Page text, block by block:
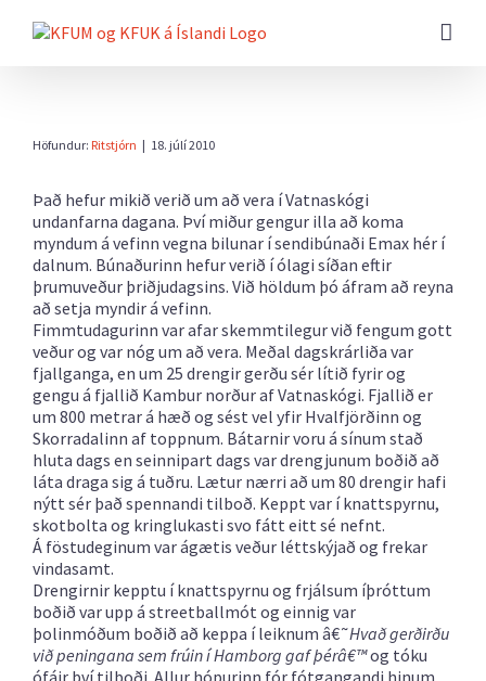
beint
Höfundur: Ritstjórn | 18. júlí 2010
Það hefur mikið verið um að vera í Vatnaskógi
undanfarna dagana. Því miður gengur illa að koma
myndum á vefinn vegna bilunar í sendibúnaði Emax hér í
dalnum. Búnaðurinn hefur verið í ólagi síðan eftir
þrumuveður þriðjudagsins. Við höldum þó áfram að reyna
að setja myndir á vefinn.
Fimmtudagurinn var afar skemmtilegur við fengum gott
veður og var nóg um að vera. Meðal dagskrárliða var
fjallganga, en um 25 drengir gerðu sér lítið fyrir og
gengu á fjallið Kambur norður af Vatnaskógi. Fjallið er
um 800 metrar á hæð og sést vel yfir Hvalfjörðinn og
Skorradalinn af toppnum. Bátarnir voru á sínum stað
hluta dags en seinnipart dags var drengjunum boðið að
láta draga sig á tuðru. Lætur nærri að um 80 drengir hafi
nýtt sér það spennandi tilboð. Keppt var í knattspyrnu,
skotbolta og kringlukasti svo fátt eitt sé nefnt.
Á föstudeginum var ágætis veður léttskýjað og frekar
vindasamt.
Drengirnir kepptu í knattspyrnu og frjálsum íþróttum
boðið var upp á streetballmót og einnig var
þolinmóðum boðið að keppa í leiknum â€˜Hvað gerðirðu
við peningana sem frúin í Hamborg gaf þérâ€™og tóku
ófáir því tilboði. Allur hópurinn fór fótgangandi hinum